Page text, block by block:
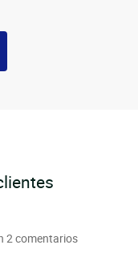
2 comentarios